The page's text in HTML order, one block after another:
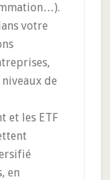
votre
de
et les ETF
en